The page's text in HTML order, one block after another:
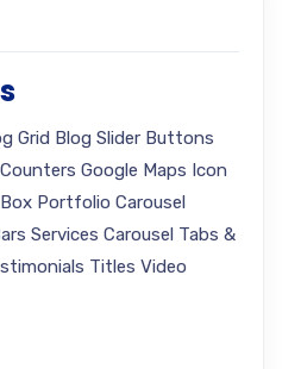
Grid Blog Slider Buttons
Google Maps Icon
Portfolio Carousel
Services Carousel Tabs &
Titles Video